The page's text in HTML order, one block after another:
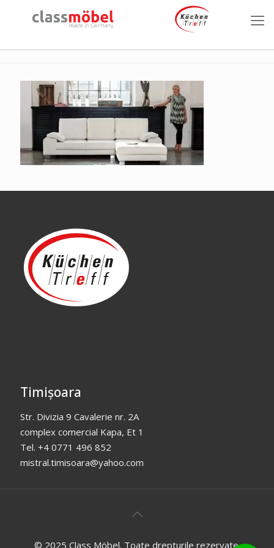
Timișoara
Str. Divizia 9 Cavalerie nr. 2A
complex comercial Kapa, Et 1
Tel. +4 0771 496 852
mistral.timisoara@yahoo.com
© 2025 Class Möbel. Toate drepturile rezervate.